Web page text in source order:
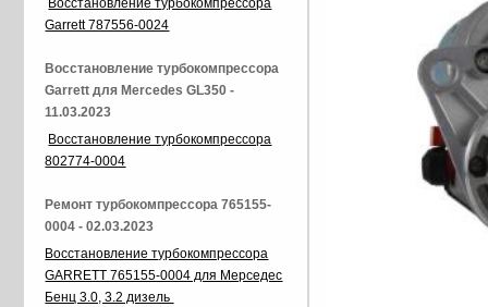
Восстановление турбокомпрессора
Garrett 787556-0024
Восстановление турбокомпрессора
Garrett для Mercedes GL350 -
11.03.2023
Восстановление турбокомпрессора
802774-0004
Ремонт турбокомпрессора 765155-
0004 - 02.03.2023
Восстановление турбокомпрессора
GARRETT 765155-0004 для Мерседес
Бенц 3.0, 3.2 дизель